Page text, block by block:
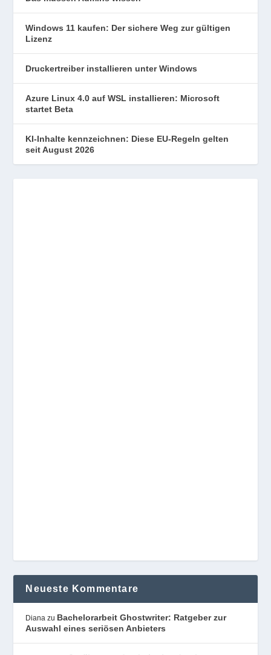
Windows 11 kaufen: Der sichere Weg zur gültigen
Lizenz
Druckertreiber installieren unter Windows
Azure Linux 4.0 auf WSL installieren: Microsoft
startet Beta
KI-Inhalte kennzeichnen: Diese EU-Regeln gelten
seit August 2026
Neueste Kommentare
Diana zu Bachelorarbeit Ghostwriter: Ratgeber zur
Auswahl eines seriösen Anbieters